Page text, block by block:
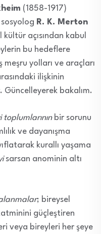
(1858-1917)
R. K. Merton
açısından kabul
bu hedeflere
meşru yolları ve araçları
ilişkinin
Güncelleyerek bakalım.
bir sorunu
ve dayanışma
kurallı yaşama
sarsan anominin altı
; bireysel
güçleştiren
veya bireyleri her şeye